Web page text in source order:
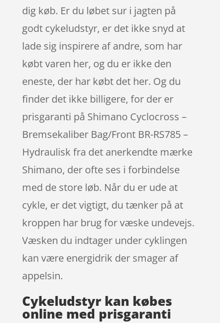
dig køb. Er du løbet sur i jagten på
godt cykeludstyr, er det ikke snyd at
lade sig inspirere af andre, som har
købt varen her, og du er ikke den
eneste, der har købt det her. Og du
finder det ikke billigere, for der er
prisgaranti på Shimano Cyclocross –
Bremsekaliber Bag/Front BR-RS785 –
Hydraulisk fra det anerkendte mærke
Shimano, der ofte ses i forbindelse
med de store løb. Når du er ude at
cykle, er det vigtigt, du tænker på at
kroppen har brug for væske undevejs.
Væsken du indtager under cyklingen
kan være energidrik der smager af
appelsin.
Cykeludstyr kan købes
online med prisgaranti